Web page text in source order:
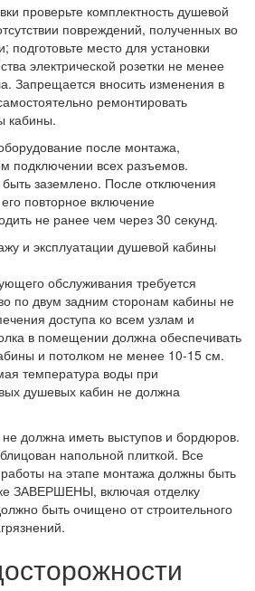
проверьте комплектность душевой
повреждений, полученных во
подготовьте место для установки
электрической розетки не менее
Запрещается вносить изменения в
ремонтировать
кабины.
после монтажа,
подключении всех разъемов.
заземлено. После отключения
повторное включение
не ранее чем через 30 секунд.
обслуживания требуется
по двум задним сторонам кабины не
доступа ко всем узлам и
в помещении должна обеспечивать
и потолком не менее 10-15 см.
температура воды при
душевых кабин не должна
должна иметь выступов и бордюров.
напольной плиткой. Все
на этапе монтажа должны быть
ЗАВЕРШЕНЫ, включая отделку
быть очищено от строительного